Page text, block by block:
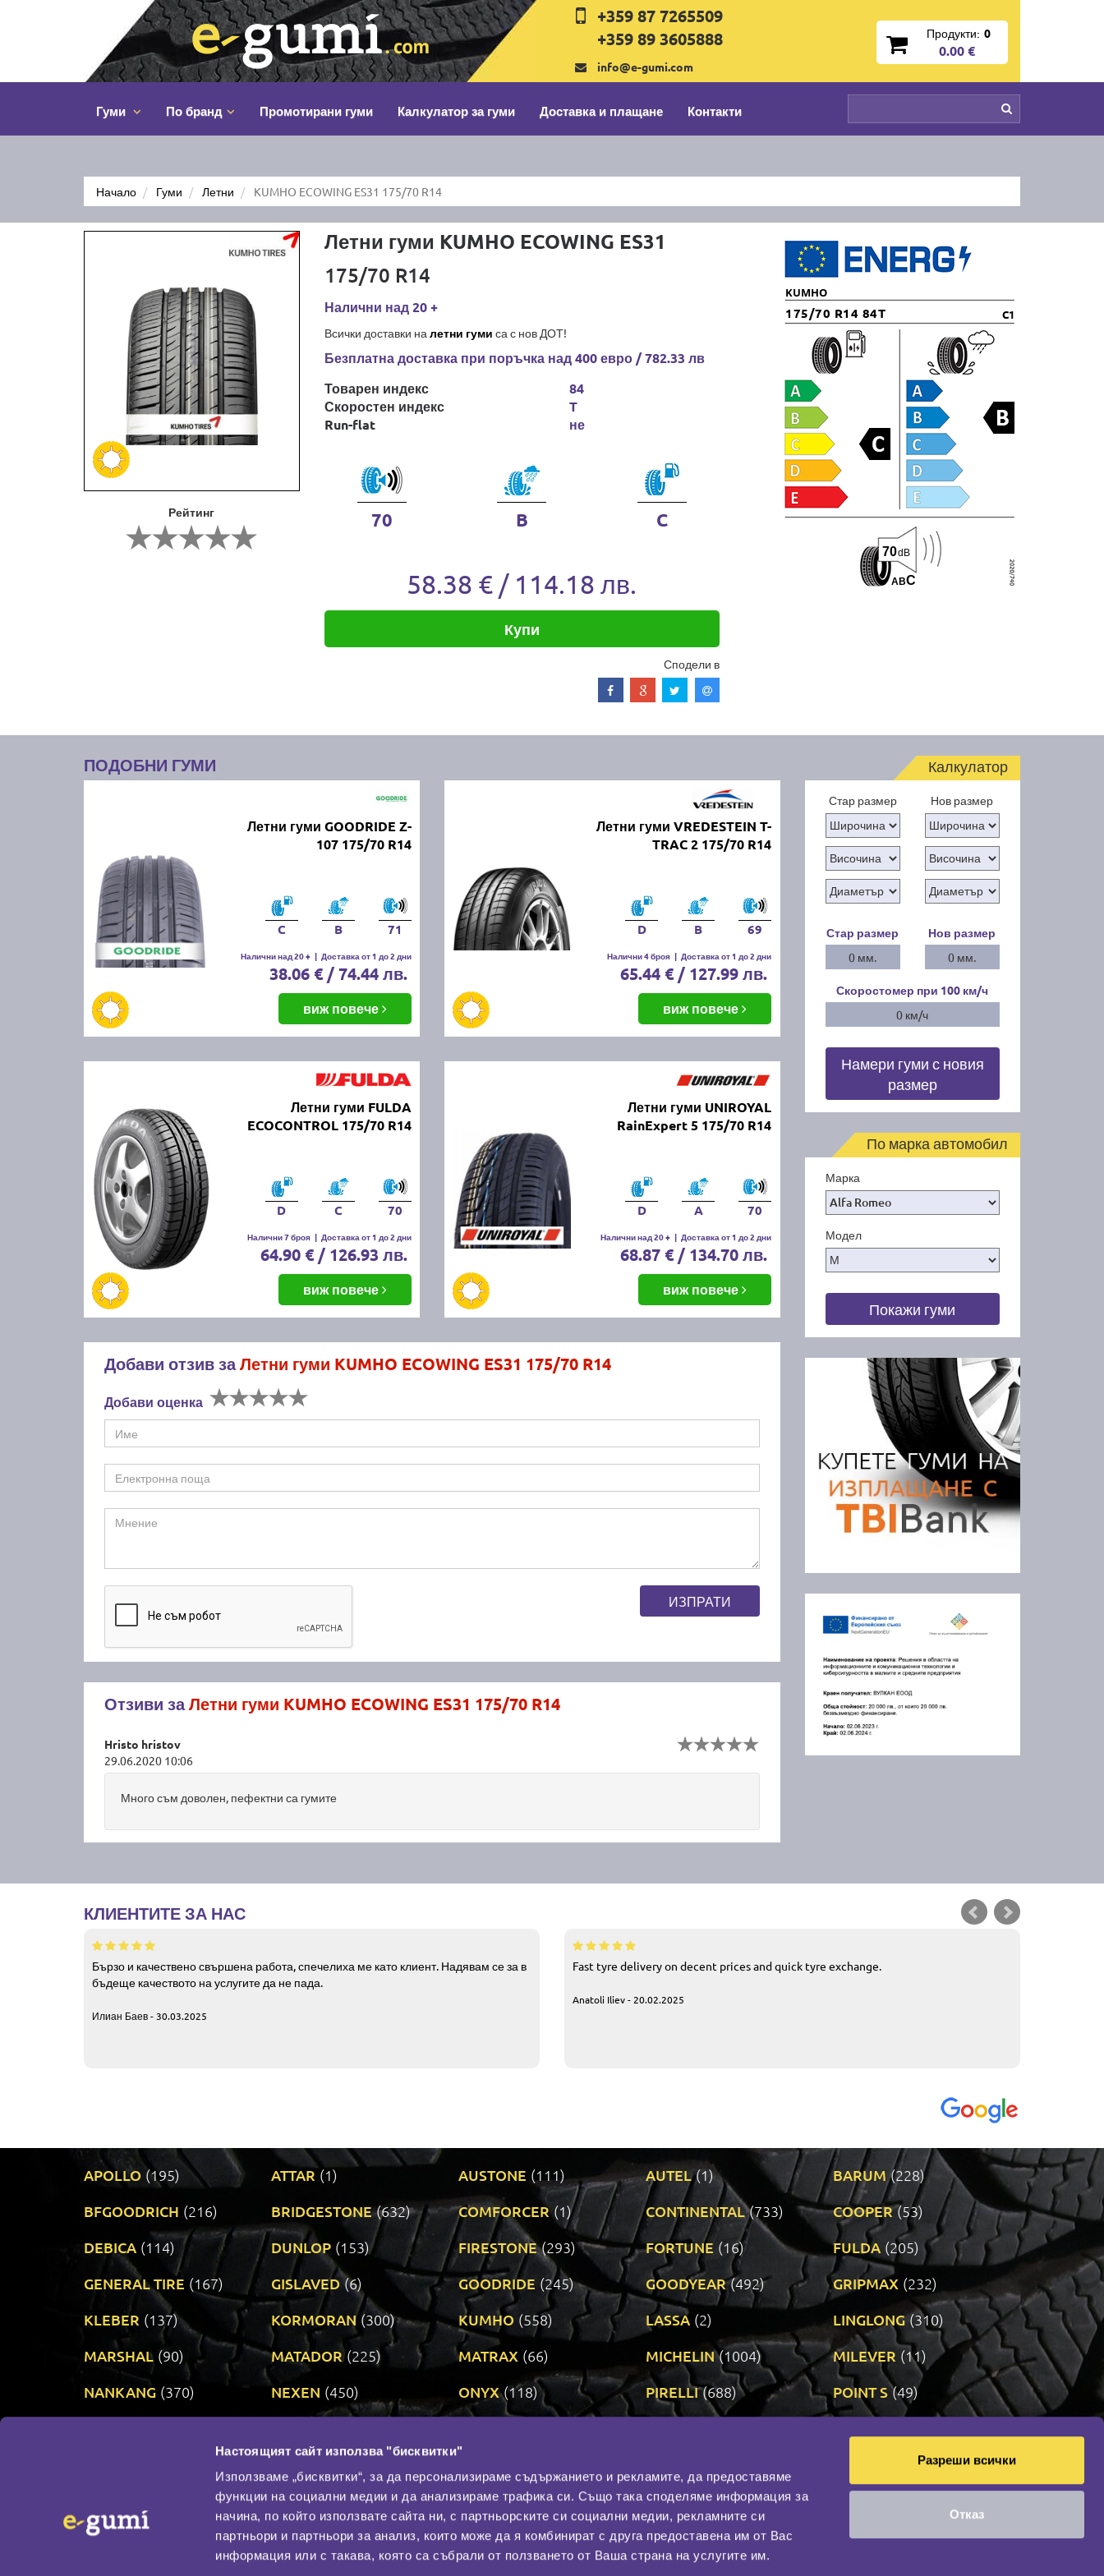
Настоящият сайт използва "бисквитки"
Използваме „бисквитки“, за да персонализираме съдържанието и рекламите, да предоставяме
функции на социални медии и да анализираме трафика си. Също така споделяме информация за
начина, по който използвате сайта ни, с партньорските си социални медии, рекламните си
партньори и партньори за анализ, които може да я комбинират с друга предоставена им от Вас
информация или с такава, която са събрали от ползването от Ваша страна на услугите им.
Разреши всички
Отказ
+359 87 7265509
+359 89 3605888
info@e-gumi.com
Продукти: 0
0.00 €
Гуми По бранд Промотирани гуми Калкулатор за гуми Доставка и плащане Контакти
Начало Гуми Летни KUMHO ECOWING ES31 175/70 R14
Рейтинг
Летни гуми KUMHO ECOWING ES31
175/70 R14
Налични над 20 +
Всички доставки на летни гуми са с нов ДОТ!
Безплатна доставка при поръчка над 400 евро / 782.33 лв
Товарен индекс
Скоростен индекс
Run-flat
84
T
не
70 B C
58.38 € / 114.18 лв.
Купи
Сподели в
KUMHO
175/70 R14 84T C1
ABC
70dB
ПОДОБНИ ГУМИ
Летни гуми GOODRIDE Z-
107 175/70 R14
C B 71
Налични над 20 + | Доставка от 1 до 2 дни
38.06 € / 74.44 лв.
виж повече
Летни гуми VREDESTEIN T-
TRAC 2 175/70 R14
D B 69
Налични 4 броя | Доставка от 1 до 2 дни
65.44 € / 127.99 лв.
виж повече
Летни гуми FULDA
ECOCONTROL 175/70 R14
D C 70
Налични 7 броя | Доставка от 1 до 2 дни
64.90 € / 126.93 лв.
виж повече
Летни гуми UNIROYAL
RainExpert 5 175/70 R14
D A 70
Налични над 20 + | Доставка от 1 до 2 дни
68.87 € / 134.70 лв.
виж повече
Добави отзив заЛетни гуми KUMHO ECOWING ES31 175/70 R14
Добави оценка
ИЗПРАТИ
Отзиви заЛетни гуми KUMHO ECOWING ES31 175/70 R14
Hristo hristov
29.06.2020 10:06
Много съм доволен, пефектни са гумите
Калкулатор
Стар размер Нов размер
Стар размер
0 мм.
Нов размер
0 мм.
Скоростомер при 100 км/ч
0 км/ч
Намери гуми с новия
размер
По марка автомобил
Марка
Модел
Покажи гуми
КЛИЕНТИТЕ ЗА НАС
Бързо и качествено свършена работа, спечелиха ме като клиент. Надявам се за в
бъдеще качеството на услугите да не пада.
Илиан Баев - 30.03.2025
Fast tyre delivery on decent prices and quick tyre exchange.
Anatoli Iliev - 20.02.2025
APOLLO (195) ATTAR (1) AUSTONE (111) AUTEL (1) BARUM (228)
BFGOODRICH (216) BRIDGESTONE (632) COMFORCER (1) CONTINENTAL (733) COOPER (53)
DEBICA (114) DUNLOP (153) FIRESTONE (293) FORTUNE (16) FULDA (205)
GENERAL TIRE (167) GISLAVED (6) GOODRIDE (245) GOODYEAR (492) GRIPMAX (232)
KLEBER (137) KORMORAN (300) KUMHO (558) LASSA (2) LINGLONG (310)
MARSHAL (90) MATADOR (225) MATRAX (66) MICHELIN (1004) MILEVER (11)
NANKANG (370) NEXEN (450) ONYX (118) PIRELLI (688) POINT S (49)
VREDESTEIN (470)
По бранд
Промотирани гуми
Доставка и плащане
Контакти
За нас
Социална мрежа
НАШИЯТ БЛОГ